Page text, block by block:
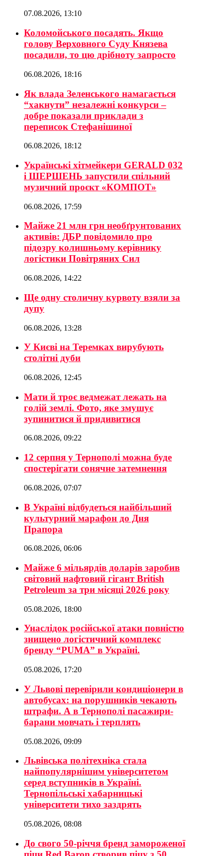
07.08.2026, 13:10
Коломойського посадять. Якщо
голову Верховного Суду Князева
посадили, то цю дрібноту запросто
06.08.2026, 18:16
Як влада Зеленського намагається
“хакнути” незалежні конкурси –
добре показали приклади з
переписок Стефанішиної
06.08.2026, 18:12
Українські хітмейкери GERALD 032
і ШЕРШЕНЬ запустили спільний
музичний проєкт «КОМПОТ»
06.08.2026, 17:59
Майже 21 млн грн необґрунтованих
активів: ДБР повідомило про
підозру колишньому керівнику
логістики Повітряних Сил
06.08.2026, 14:22
Ще одну столичну курвоту взяли за
дупу
06.08.2026, 13:28
У Києві на Теремках вирубують
столітні дуби
06.08.2026, 12:45
Мати й троє ведмежат лежать на
голій землі. Фото, яке змушує
зупинитися й придивитися
06.08.2026, 09:22
12 серпня у Тернополі можна буде
спостерігати сонячне затемнення
06.08.2026, 07:07
В Україні відбудеться найбільший
культурний марафон до Дня
Прапора
06.08.2026, 06:06
Майже 6 мільярдів доларів заробив
світовий нафтовий гігант British
Petroleum за три місяці 2026 року
05.08.2026, 18:00
Унаслідок російської атаки повністю
знищено логістичний комплекс
бренду “PUMA” в Україні.
05.08.2026, 17:20
У Львові перевірили кондиціонери в
автобусах: на порушників чекають
штрафи. А в Тернополі пасажири-
барани мовчать і терплять
05.08.2026, 09:09
Львівська політехніка стала
найпопулярнішим університетом
серед вступників в Україні.
Тернопільські хабарницькі
університети тихо заздрять
05.08.2026, 08:08
До свого 50-річчя бренд замороженої